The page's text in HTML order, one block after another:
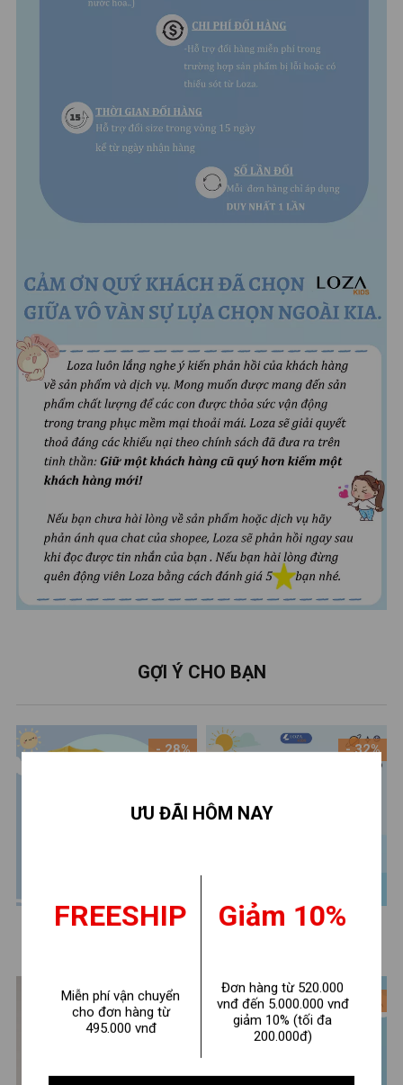
GỢI Ý CHO BẠN
- 28%
Bộ ba lỗ bé trai, bé gái in
- 28%
- 32%
Đồ bộ bé gái phối viền
Kids BF311
- 28%
ƯU ĐÃI HÔM NAY
FREESHIP
Miễn phí vận chuyển
cho đơn hàng từ
495.000 vnđ
Giảm 10%
Đơn hàng từ 520.000
vnđ đến 5.000.000 vnđ
giảm 10% (tối đa
200.000đ)